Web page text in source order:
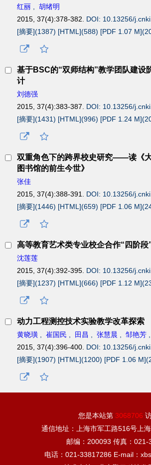
红丽
胡绪明
2015, 37(4):378-382. DOI: 10.13256/
[摘要](1387) [HTML](588) [PDF 1.07 M](
基于BSC的“双师结构”教学团队建设
计
刘德强
2015, 37(4):383-387. DOI: 10.13256/
[摘要](1431) [HTML](996) [PDF 1.24 M](
双重角色下的跨界校史研究——读《
图书馆的前生今世》
张佳
2015, 37(4):388-391. DOI: 10.13256/
[摘要](1446) [HTML](659) [PDF 1.06 M](
高等教育艺术类专业校企合作“四阶段
沈莲莲
2015, 37(4):392-395. DOI: 10.13256/
[摘要](1237) [HTML](666) [PDF 1.12 M](
动力工程测控技术实验教学改革探索
黄晓璜 崔国民 田昌 张慧晨 邹艳芳
2015, 37(4):396-400. DOI: 10.13256/
[摘要](1907) [HTML](1200) [PDF 1.06 M](
您是本站第3068706
通信地址：上海市军工路516号上
邮编：200093 传真：021-
电话：021-33817286 E-mail：